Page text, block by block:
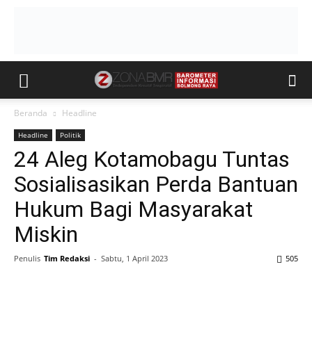
Beranda Headline
Headline Politik
24 Aleg Kotamobagu Tuntas
Sosialisasikan Perda Bantuan
Hukum Bagi Masyarakat
Miskin
Penulis Tim Redaksi - Sabtu, 1 April 2023 505